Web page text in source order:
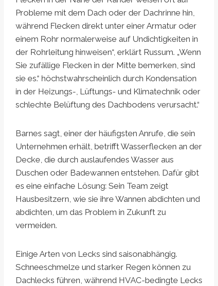
Probleme mit dem Dach oder der Dachrinne hin,
während Flecken direkt unter einer Armatur oder
einem Rohr normalerweise auf Undichtigkeiten in
der Rohrleitung hinweisen“, erklärt Russum. „Wenn
Sie zufällige Flecken in der Mitte bemerken, sind
sie es.“ höchstwahrscheinlich durch Kondensation
in der Heizungs-, Lüftungs- und Klimatechnik oder
schlechte Belüftung des Dachbodens verursacht.“
Barnes sagt, einer der häufigsten Anrufe, die sein
Unternehmen erhält, betrifft Wasserflecken an der
Decke, die durch auslaufendes Wasser aus
Duschen oder Badewannen entstehen. Dafür gibt
es eine einfache Lösung: Sein Team zeigt
Hausbesitzern, wie sie ihre Wannen abdichten und
abdichten, um das Problem in Zukunft zu
vermeiden.
Einige Arten von Lecks sind saisonabhängig.
Schneeschmelze und starker Regen können zu
Dachlecks führen, während HVAC-bedingte Lecks